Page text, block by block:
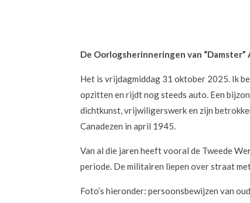
De Oorlogsherinneringen van “Damster”
Het is vrijdagmiddag 31 oktober 2025. Ik
opzitten en rijdt nog steeds auto. Een
dichtkunst, vrijwiligerswerk en zijn
Canadezen in april 1945.
Van al die jaren heeft vooral de Tweede
periode. De militairen liepen over straat
Foto’s hieronder: persoonsbewijzen van